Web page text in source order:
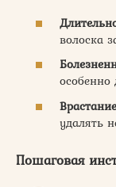
волоска
удалять
Пошаговая